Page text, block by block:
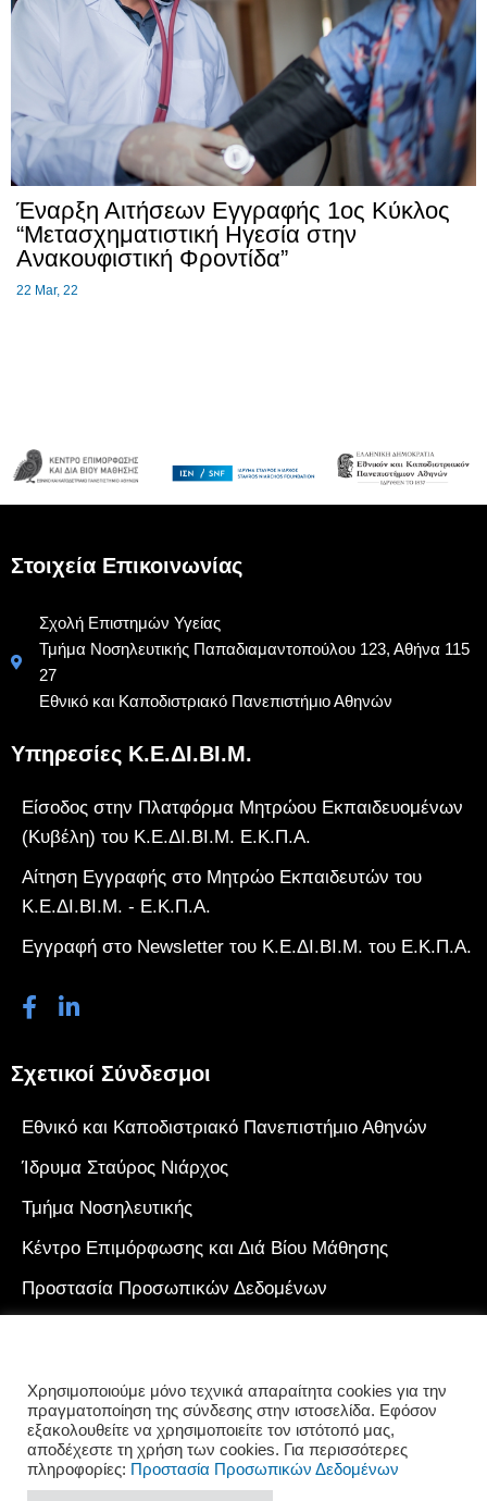
Έναρξη Αιτήσεων Εγγραφής 1ος Κύκλος
“Μετασχηματιστική Ηγεσία στην
Ανακουφιστική Φροντίδα”
22 Mar, 22
Στοιχεία Επικοινωνίας
Σχολή Επιστημών Υγείας
Τμήμα Νοσηλευτικής Παπαδιαμαντοπούλου 123, Αθήνα 115
27
Εθνικό και Καποδιστριακό Πανεπιστήμιο Αθηνών
Υπηρεσίες Κ.Ε.ΔΙ.ΒΙ.Μ.
Είσοδος στην Πλατφόρμα Μητρώου Εκπαιδευομένων
(Κυβέλη) του Κ.Ε.ΔΙ.ΒΙ.Μ. Ε.Κ.Π.Α.
Αίτηση Εγγραφής στο Μητρώο Εκπαιδευτών του
Κ.Ε.ΔΙ.ΒΙ.Μ. - Ε.Κ.Π.Α.
Εγγραφή στο Newsletter του Κ.Ε.ΔΙ.ΒΙ.Μ. του Ε.Κ.Π.Α.
Σχετικοί Σύνδεσμοι
Εθνικό και Καποδιστριακό Πανεπιστήμιο Αθηνών
Ίδρυμα Σταύρος Νιάρχος
Τμήμα Νοσηλευτικής
Κέντρο Επιμόρφωσης και Διά Βίου Μάθησης
Προστασία Προσωπικών Δεδομένων
© 2023 Κέντρο Επιμόρφωσης και Διά Βίου
Χρησιμοποιούμε μόνο τεχνικά απαραίτητα cookies για την
πραγματοποίηση της σύνδεσης στην ιστοσελίδα. Εφόσον
εξακολουθείτε να χρησιμοποιείτε τον ιστότοπό μας,
αποδέχεστε τη χρήση των cookies. Για περισσότερες
πληροφορίες: Προστασία Προσωπικών Δεδομένων